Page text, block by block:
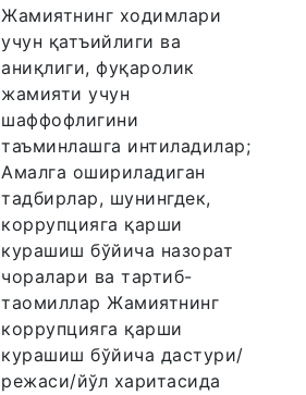
Жамиятнинг ходимлари
учун қатъийлиги ва
аниқлиги, фуқаролик
жамияти учун
шаффофлигини
таъминлашга интиладилар;
Амалга ошириладиган
тадбирлар, шунингдек,
коррупцияга қарши
курашиш бўйича назорат
чоралари ва тартиб-
таомиллар Жамиятнинг
коррупцияга қарши
курашиш бўйича дастури/
режаси/йўл харитасида